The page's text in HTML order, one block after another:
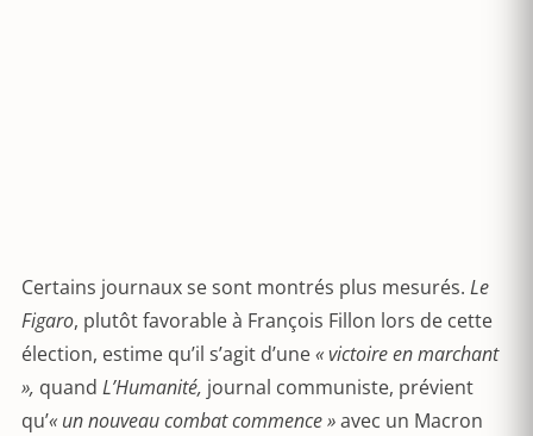
Certains journaux se sont montrés plus mesurés. Le
Figaro, plutôt favorable à François Fillon lors de cette
élection, estime qu’il s’agit d’une« victoire en marchant
», quand L’Humanité, journal communiste, prévient
qu’« un nouveau combat commence »avec un Macron